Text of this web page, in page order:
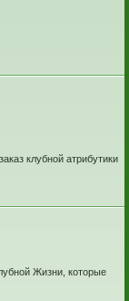
клубной атрибутики
Жизни, которые